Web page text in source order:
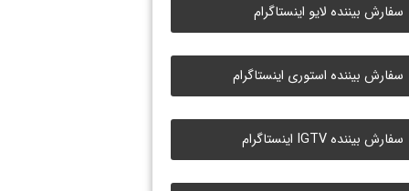
سفارش بیننده لایو اینستاگرام
سفارش بیننده استوری اینستاگرام
سفارش بیننده IGTV اینستاگرام